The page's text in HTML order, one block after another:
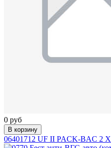
0 руб
В корзину
06401712 UF II PACK-BAC 2 X